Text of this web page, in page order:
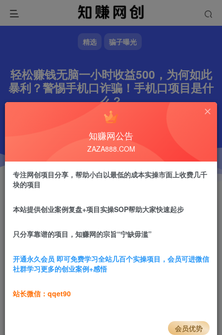
精选 骗子曝光
轻松赚钱无脑一小时收益500，为何如此
暴利？警惕手机口诈骗！手机口项目是什
么？
阅读耗时
4.6W+
镇山的虎
一、手机口的利润与价格波动
手机口的利润往往是按照时间获得的。以浙江省地区为例，
收入。也就是说，挂机一个小时就可以获得这样的收益，过
知赚网公告
ZAZA888.COM
专注网创项目分享，帮助小白以最低的成本实操市面上收费几千
块的项目
本站提供创业案例复盘+项目实操SOP帮助大家快速起步
只分享靠谱的项目，知赚网的宗旨“宁缺毋滥”
开通永久会员 即可免费学习全站几百个实操项目，会员可进微信
社群学习更多的创业案例+感悟
站长微信：qqet90
会员优势